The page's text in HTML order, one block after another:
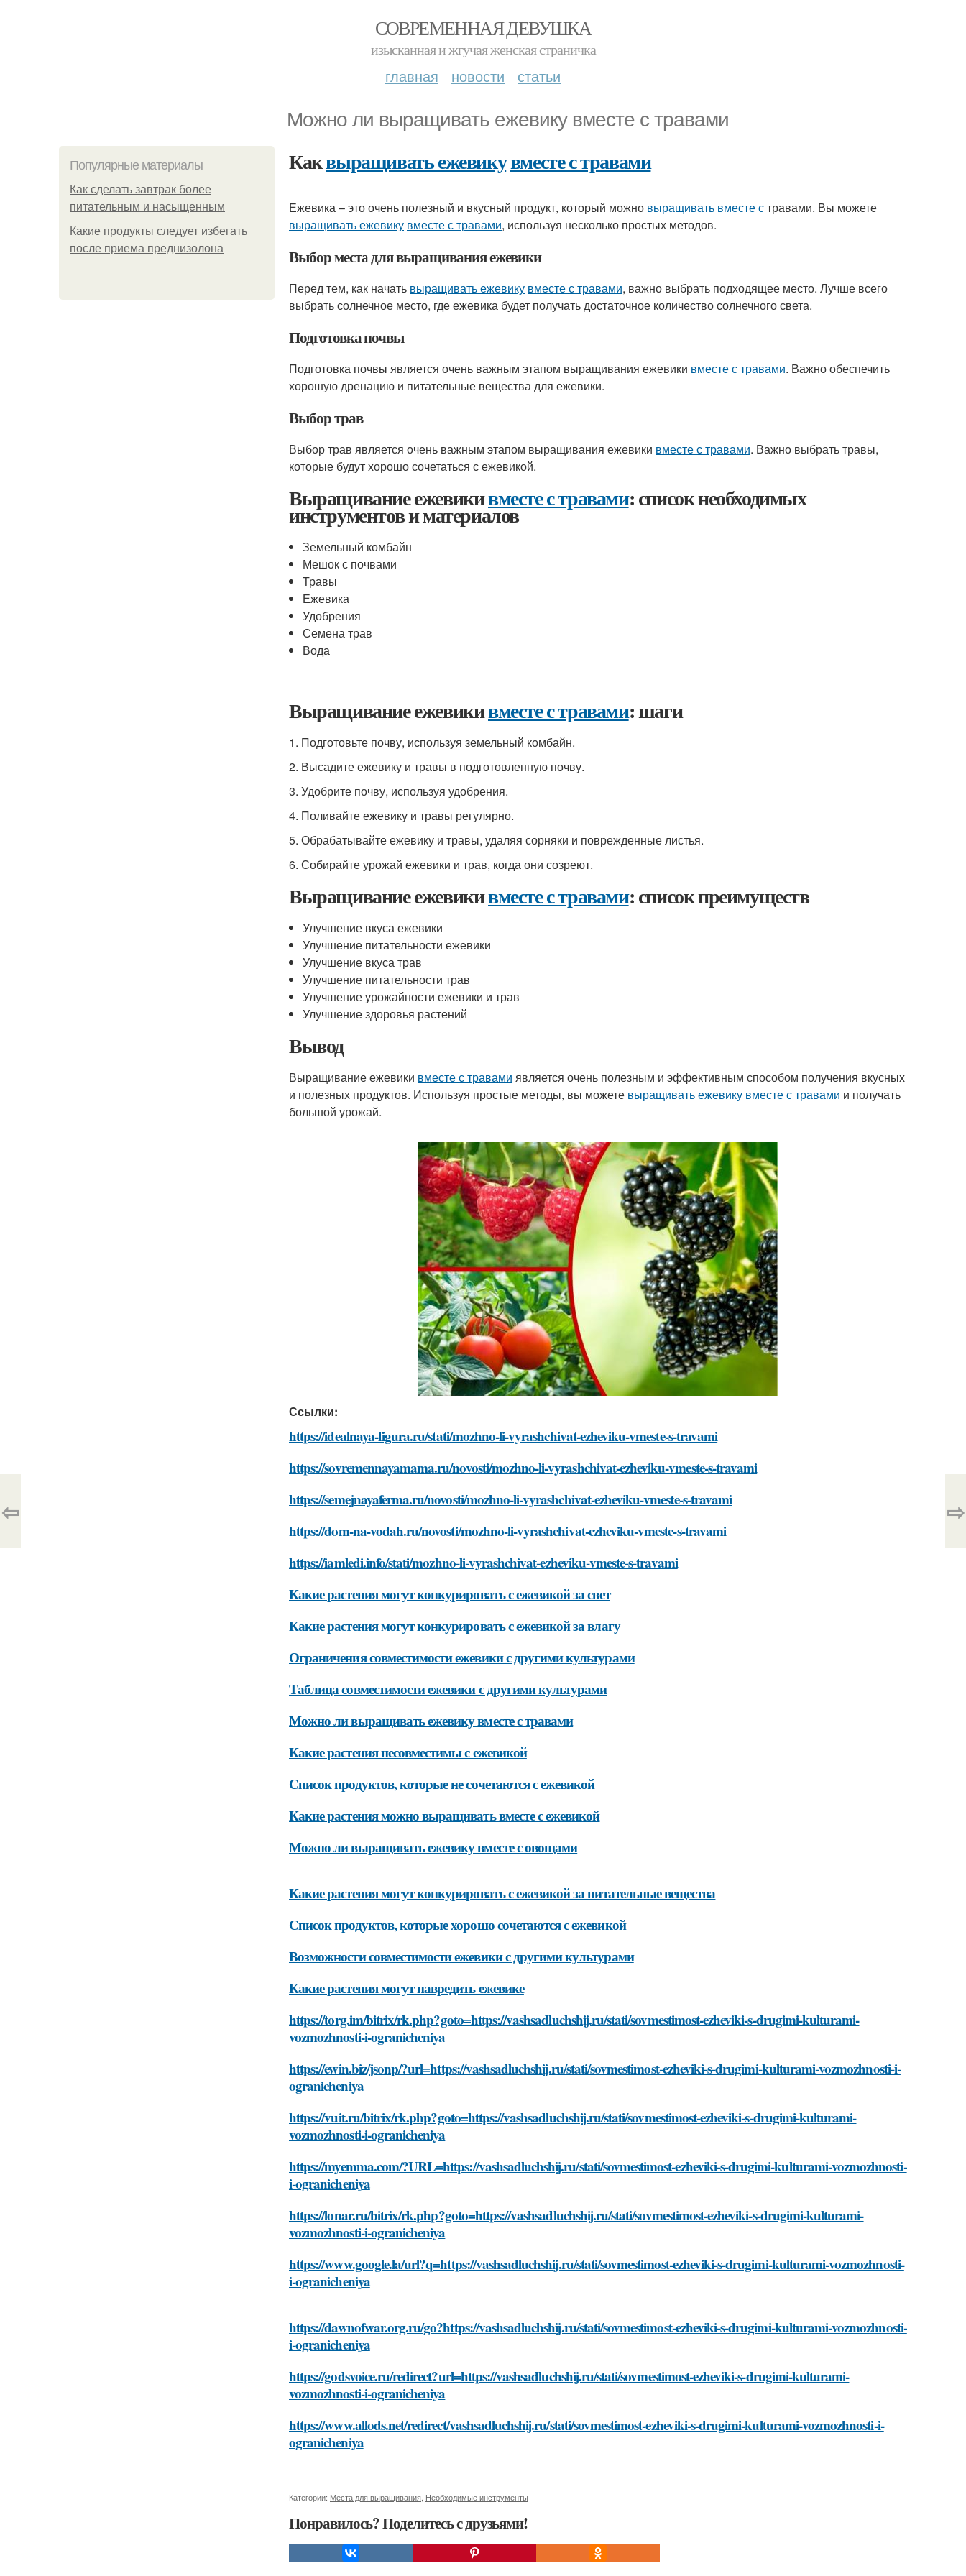
СОВРЕМЕННАЯ ДЕВУШКА
изысканная и жгучая женская страничка
главная новости статьи
Можно ли выращивать ежевику вместе с травами
Популярные материалы
Как сделать завтрак более
питательным и насыщенным
Какие продукты следует избегать
после приема преднизолона
Каквыращивать ежевикувместе с травами
Ежевика – это очень полезный и вкусный продукт, который можно выращивать вместе стравами. Вы можете
выращивать ежевику вместе с травами, используя несколько простых методов.
Выбор места для выращивания ежевики
Перед тем, как начать выращивать ежевику вместе с травами, важно выбрать подходящее место. Лучше всего
выбрать солнечное место, где ежевика будет получать достаточное количество солнечного света.
Подготовка почвы
Подготовка почвы является очень важным этапом выращивания ежевики вместе с травами. Важно обеспечить
хорошую дренацию и питательные вещества для ежевики.
Выбор трав
Выбор трав является очень важным этапом выращивания ежевики вместе с травами. Важно выбрать травы,
которые будут хорошо сочетаться с ежевикой.
Выращивание ежевикивместе с травами: список необходимых
инструментов и материалов
Земельный комбайн
Мешок с почвами
Травы
Ежевика
Удобрения
Семена трав
Вода
Выращивание ежевикивместе с травами: шаги
1. Подготовьте почву, используя земельный комбайн.
2. Высадите ежевику и травы в подготовленную почву.
3. Удобрите почву, используя удобрения.
4. Поливайте ежевику и травы регулярно.
5. Обрабатывайте ежевику и травы, удаляя сорняки и поврежденные листья.
6. Собирайте урожай ежевики и трав, когда они созреют.
Выращивание ежевикивместе с травами: список преимуществ
Улучшение вкуса ежевики
Улучшение питательности ежевики
Улучшение вкуса трав
Улучшение питательности трав
Улучшение урожайности ежевики и трав
Улучшение здоровья растений
Вывод
Выращивание ежевики вместе с травами является очень полезным и эффективным способом получения вкусных
и полезных продуктов. Используя простые методы, вы можете выращивать ежевику вместе с травами и получать
большой урожай.
Ссылки:
https://idealnaya-figura.ru/stati/mozhno-li-vyrashchivat-ezheviku-vmeste-s-travami
https://sovremennayamama.ru/novosti/mozhno-li-vyrashchivat-ezheviku-vmeste-s-travami
https://semejnayaferma.ru/novosti/mozhno-li-vyrashchivat-ezheviku-vmeste-s-travami
https://dom-na-vodah.ru/novosti/mozhno-li-vyrashchivat-ezheviku-vmeste-s-travami
https://iamledi.info/stati/mozhno-li-vyrashchivat-ezheviku-vmeste-s-travami
Какие растения могут конкурировать с ежевикой за свет
Какие растения могут конкурировать с ежевикой за влагу
Ограничения совместимости ежевики с другими культурами
Таблица совместимости ежевики с другими культурами
Можно ли выращивать ежевику вместе с травами
Какие растения несовместимы с ежевикой
Список продуктов, которые не сочетаются с ежевикой
Какие растения можно выращивать вместе с ежевикой
Можно ли выращивать ежевику вместе с овощами
Какие растения могут конкурировать с ежевикой за питательные вещества
Список продуктов, которые хорошо сочетаются с ежевикой
Возможности совместимости ежевики с другими культурами
Какие растения могут навредить ежевике
https://torg.im/bitrix/rk.php?goto=https://vashsadluchshij.ru/stati/sovmestimost-ezheviki-s-drugimi-kulturami-
vozmozhnosti-i-ogranicheniya
https://ewin.biz/jsonp/?url=https://vashsadluchshij.ru/stati/sovmestimost-ezheviki-s-drugimi-kulturami-vozmozhnosti-i-
ogranicheniya
https://vuit.ru/bitrix/rk.php?goto=https://vashsadluchshij.ru/stati/sovmestimost-ezheviki-s-drugimi-kulturami-
vozmozhnosti-i-ogranicheniya
https://myemma.com/?URL=https://vashsadluchshij.ru/stati/sovmestimost-ezheviki-s-drugimi-kulturami-vozmozhnosti-
i-ogranicheniya
https://lonar.ru/bitrix/rk.php?goto=https://vashsadluchshij.ru/stati/sovmestimost-ezheviki-s-drugimi-kulturami-
vozmozhnosti-i-ogranicheniya
https://www.google.la/url?q=https://vashsadluchshij.ru/stati/sovmestimost-ezheviki-s-drugimi-kulturami-vozmozhnosti-
i-ogranicheniya
https://dawnofwar.org.ru/go?https://vashsadluchshij.ru/stati/sovmestimost-ezheviki-s-drugimi-kulturami-vozmozhnosti-
i-ogranicheniya
https://godsvoice.ru/redirect?url=https://vashsadluchshij.ru/stati/sovmestimost-ezheviki-s-drugimi-kulturami-
vozmozhnosti-i-ogranicheniya
https://www.allods.net/redirect/vashsadluchshij.ru/stati/sovmestimost-ezheviki-s-drugimi-kulturami-vozmozhnosti-i-
ogranicheniya
Категории: Места для выращивания Необходимые инструменты
Понравилось? Поделитесь с друзьями!
⇦ ⇨